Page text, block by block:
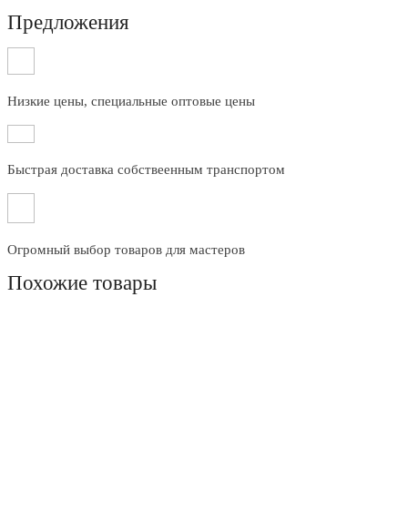
Предложения
Низкие цены, специальные оптовые цены
Быстрая доставка собствеенным транспортом
Огромный выбор товаров для мастеров
Похожие товары